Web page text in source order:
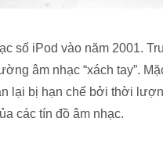
số iPod vào năm 2001.
âm nhạc “xách tay”.
lại bị hạn chế bởi thời
các tín đồ âm nhạc.